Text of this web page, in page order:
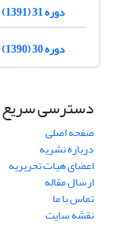
دوره 31 (1391)
دوره 30 (1390)
دسترسی سریع
صفحه اصلی
درباره نشریه
اعضای هیات تحریریه
ارسال مقاله
تماس با ما
نقشه سایت